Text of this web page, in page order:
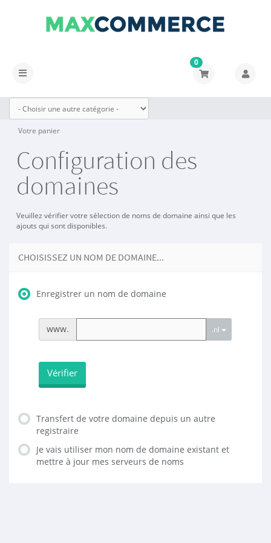
Basculer
navigation
0
Votre panier
Configuration des
domaines
Veuillez vérifier votre sélection de noms de domaine ainsi que les
ajouts qui sont disponibles.
CHOISISSEZ UN NOM DE DOMAINE...
Enregistrer un nom de domaine
www. .nl
Vérifier
Transfert de votre domaine depuis un autre
registraire
Je vais utiliser mon nom de domaine existant et
mettre à jour mes serveurs de noms